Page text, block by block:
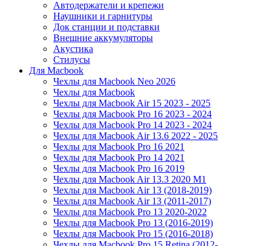
Автодержатели и крепежи
Наушники и гарнитуры
Док станции и подставки
Внешние аккумуляторы
Акустика
Стилусы
Для Macbook
Чехлы для Macbook Neo 2026
Чехлы для Macbook
Чехлы для Macbook Air 15 2023 - 2025
Чехлы для Macbook Pro 16 2023 - 2024
Чехлы для Macbook Pro 14 2023 - 2024
Чехлы для Macbook Air 13.6 2022 - 2025
Чехлы для Macbook Pro 16 2021
Чехлы для Macbook Pro 14 2021
Чехлы для Macbook Pro 16 2019
Чехлы для Macbook Air 13.3 2020 M1
Чехлы для Macbook Air 13 (2018-2019)
Чехлы для Macbook Air 13 (2011-2017)
Чехлы для Macbook Pro 13 2020-2022
Чехлы для Macbook Pro 13 (2016-2019)
Чехлы для Macbook Pro 15 (2016-2018)